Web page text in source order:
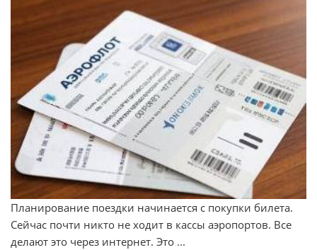
Планирование поездки начинается с покупки билета.
Сейчас почти никто не ходит в кассы аэропортов. Все
делают это через интернет. Это ...